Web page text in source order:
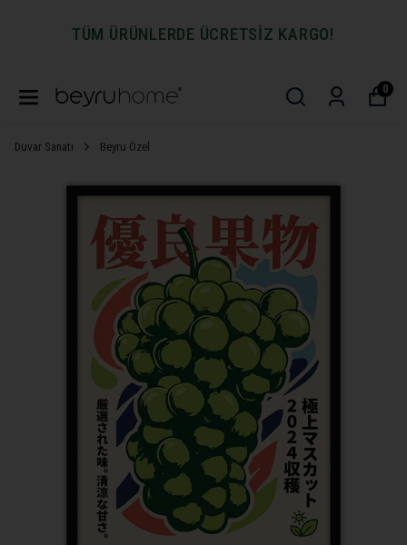
TÜM ÜRÜNLERDE ÜCRETSİZ KARGO!
0
Duvar Sanatı Beyru Özel